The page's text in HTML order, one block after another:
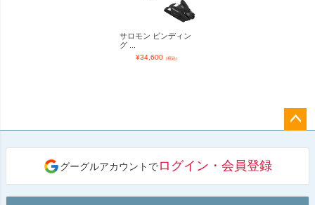
サロモン ビンディン
グ ...
¥34,600（税込）
へ
グーグルアカウントでログイン・会員登録